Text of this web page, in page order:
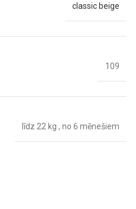
classic beige
109
līdz 22 kg , no 6 mēnešiem